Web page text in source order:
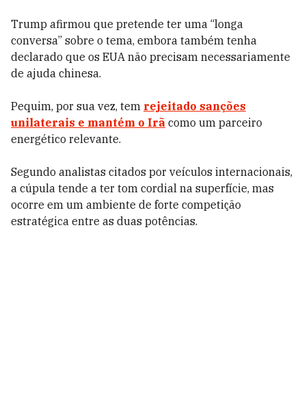
Trump afirmou que pretende ter uma “longa
conversa” sobre o tema, embora também tenha
declarado que os EUA não precisam necessariamente
de ajuda chinesa.
Pequim, por sua vez, tem rejeitado sanções
unilaterais e mantém o Irã como um parceiro
energético relevante.
Segundo analistas citados por veículos internacionais,
a cúpula tende a ter tom cordial na superfície, mas
ocorre em um ambiente de forte competição
estratégica entre as duas potências.